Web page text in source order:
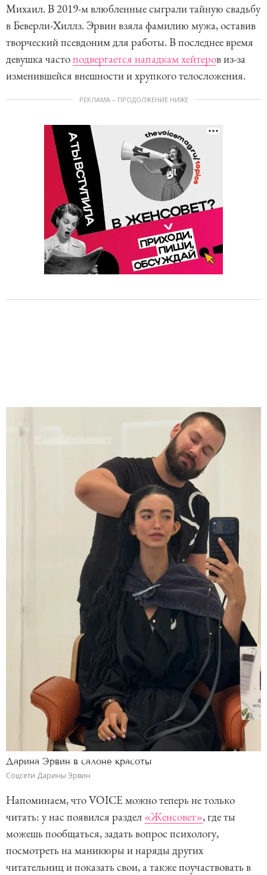
Михаил. В 2019-м влюбленные сыграли тайную свадьбу
в Беверли-Хиллз. Эрвин взяла фамилию мужа, оставив
творческий псевдоним для работы. В последнее время
девушка частоподвергается нападкам хейтеров из-за
изменившейся внешности и хрупкого телосложения.
РЕКЛАМА – ПРОДОЛЖЕНИЕ НИЖЕ
Дарина Эрвин в салоне красоты
Соцсети Дарины Эрвин
Напоминаем, что VOICE можно теперь не только
читать: у нас появился раздел «Женсовет», где ты
можешь пообщаться, задать вопрос психологу,
посмотреть на маникюры и наряды других
читательниц и показать свои, а также поучаствовать в